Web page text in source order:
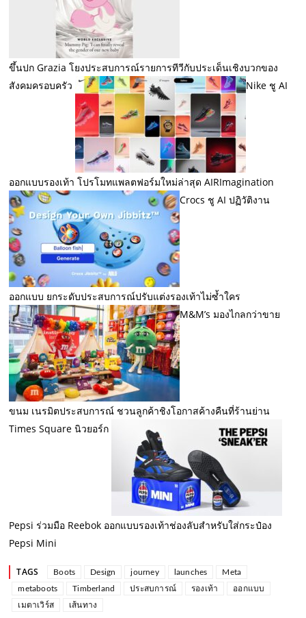
ขึ้นปก Grazia โยงประสบการณ์รายการทีวีกับประเด็นเชิงบวกของ
สังคมครอบครัว
Nike ชู AI
ออกแบบรองเท้า โปรโมทแพลตฟอร์มใหม่ล่าสุด AIRImagination
Crocs ชู AI ปฏิวัติงาน
ออกแบบ ยกระดับประสบการณ์ปรับแต่งรองเท้าไม่ซ้ำใคร
M&M’s มองไกลกว่าขาย
ขนม เนรมิตประสบการณ์ ชวนลูกค้าชิงโอกาสค้างคืนที่ร้านย่าน
Times Square นิวยอร์ก
Pepsi ร่วมมือ Reebok ออกแบบรองเท้าช่องลับสำหรับใส่กระป๋อง
Pepsi Mini
TAGS Boots Design journey launches
Meta
metaboots
Timberland ประสบการณ์ รองเท้า
ออกแบบ
เมตาเวิร์ส
เส้นทาง